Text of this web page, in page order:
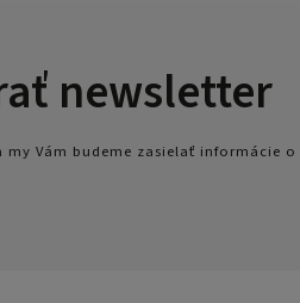
newsletter
my Vám budeme zasielať informácie